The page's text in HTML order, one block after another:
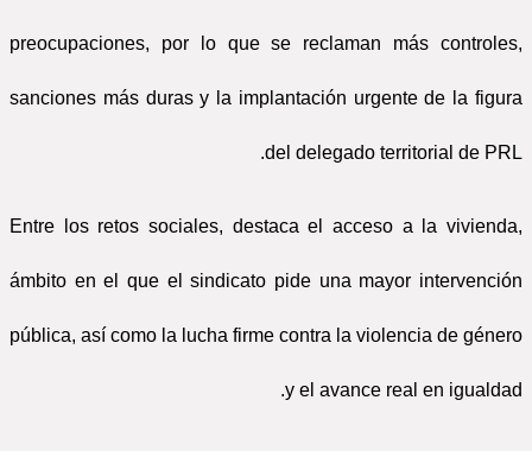
preocupaciones, por lo que se reclaman más controles,
sanciones más duras y la implantación urgente de la figura
del delegado territorial de PRL.
Entre los retos sociales, destaca el acceso a la vivienda,
ámbito en el que el sindicato pide una mayor intervención
pública, así como la lucha firme contra la violencia de género
y el avance real en igualdad.